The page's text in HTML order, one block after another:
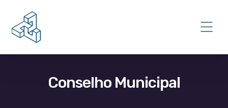
Conselho Municipal